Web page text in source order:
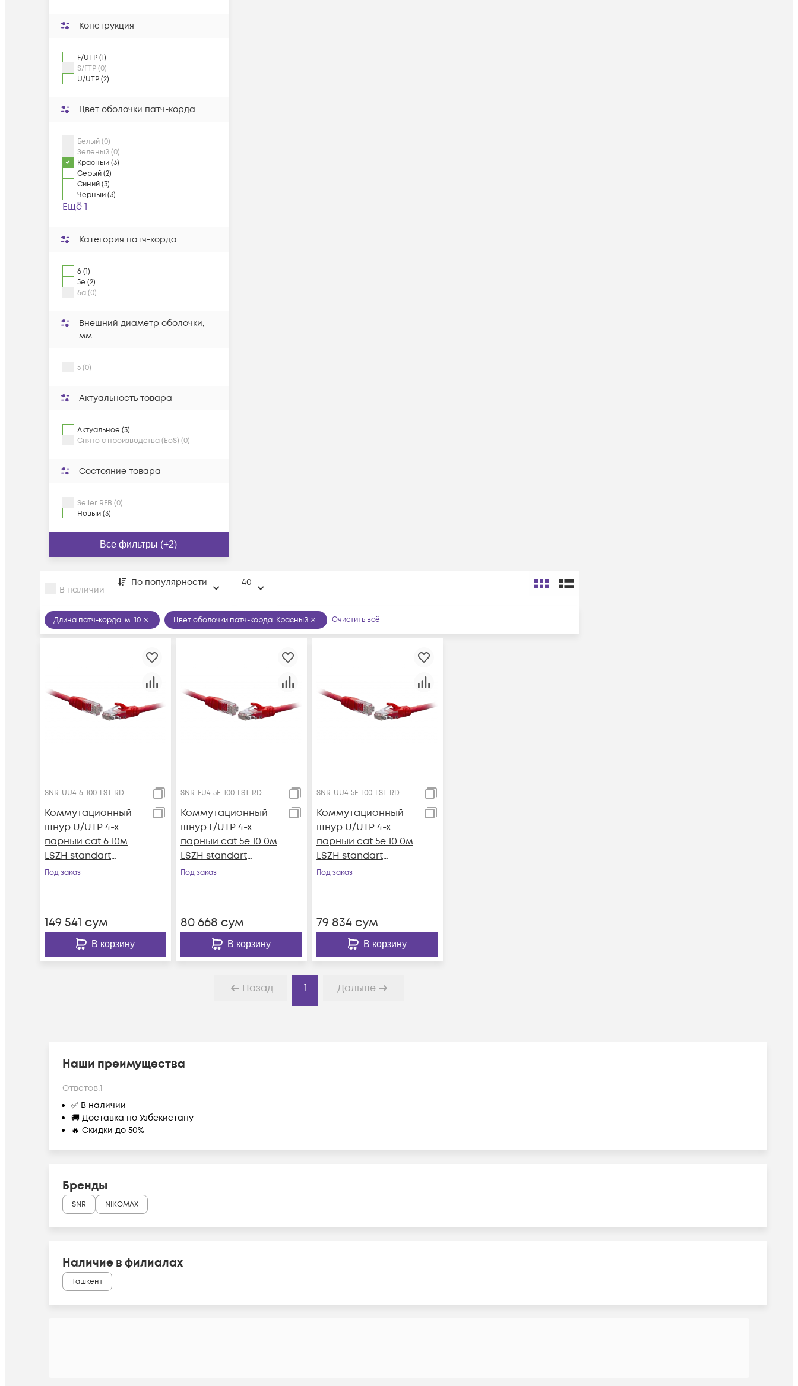
Конструкция
F/UTP (1)
S/FTP (0)
U/UTP (2)
Цвет оболочки патч-корда
Белый (0)
Зеленый (0)
Красный (3)
Серый (2)
Синий (3)
Черный (3)
Ещё 1
Категория патч-корда
6 (1)
5e (2)
6a (0)
Внешний диаметр оболочки,
мм
5 (0)
Актуальность товара
Актуальное (3)
Снято с производства (EoS) (0)
Состояние товара
Seller RFB (0)
Новый (3)
Все фильтры (+2)
В наличии
По популярности 40
Длина патч-корда, м: 10 Цвет оболочки патч-корда: Красный Очистить всё
SNR-UU4-6-100-LST-RD
Коммутационный
шнур U/UTP 4-х
парный cat.6 10м
LSZH standart
красный
Под заказ
149 541 сум
В корзину
SNR-FU4-5E-100-LST-RD
Коммутационный
шнур F/UTP 4-х
парный cat.5e 10.0м
LSZH standart
красный
Под заказ
80 668 сум
В корзину
SNR-UU4-5E-100-LST-RD
Коммутационный
шнур U/UTP 4-х
парный cat.5e 10.0м
LSZH standart
красный
Под заказ
79 834сум
В корзину
Назад 1 Дальше
Наши преимущества
Ответов:1
✅ В наличии
🚚 Доставка по Узбекистану
🔥 Скидки до 50%
Бренды
SNR NIKOMAX
Наличие в филиалах
Ташкент